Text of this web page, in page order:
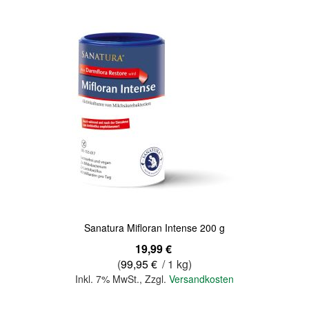
Sanatura Mifloran Intense 200 g
19,99 €
(99,95 € / 1 kg)
Inkl. 7% MwSt., Zzgl. Versandkosten